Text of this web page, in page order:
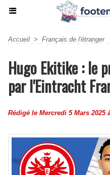
Accueil > Français de l'étranger
Hugo Ekitike : le
par l'Eintracht
Rédigé le Mercredi 5 Mars 2025